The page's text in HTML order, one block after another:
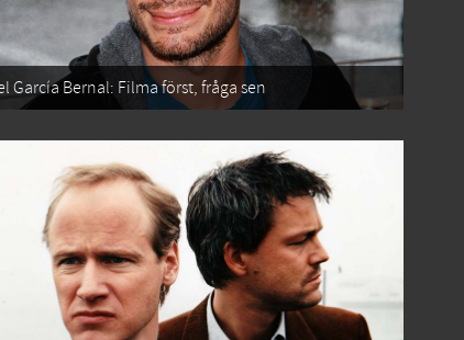
García Bernal: Filma först, fråga sen